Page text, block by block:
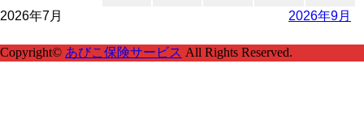
2026年7月 2026年9月
Copyright© あびこ保険サービス All Rights Reserved.